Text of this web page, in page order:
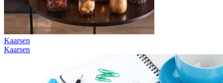
Kaarsen
Kaarsen